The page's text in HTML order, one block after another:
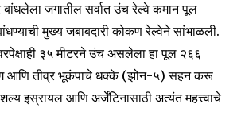
जगातील सर्वात उंच रेल्वे कमान पूल
मुख्य जबाबदारी कोकण रेल्वेने सांभाळली.
३५ मीटरने उंच असलेला हा पूल २६६
वेग आणि तीव्र भूकंपाचे धक्के (झोन-५) सहन करू
इस्रायल आणि अर्जेंटिनासाठी अत्यंत महत्त्वाचे